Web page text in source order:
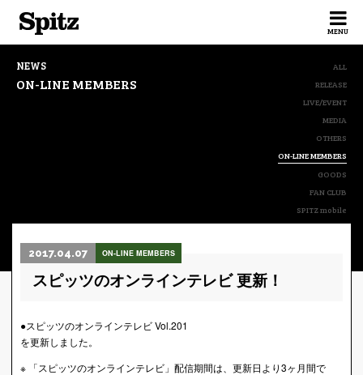
MENU
NEWS
ON-LINE MEMBERS
ALL
RELEASE
LIVE/EVENT
MEDIA
OTHERS
ON-LINE MEMBERS
GOODS
FAN CLUB
SPITZ mobile
2017.04.07 ON-LINE MEMBERS
スピッツのオンラインテレビ 更新！
●スピッツのオンラインテレビ Vol.201
を更新しました。
※ 「スピッツのオンラインテレビ」配信期間は、更新日より3ヶ月間で